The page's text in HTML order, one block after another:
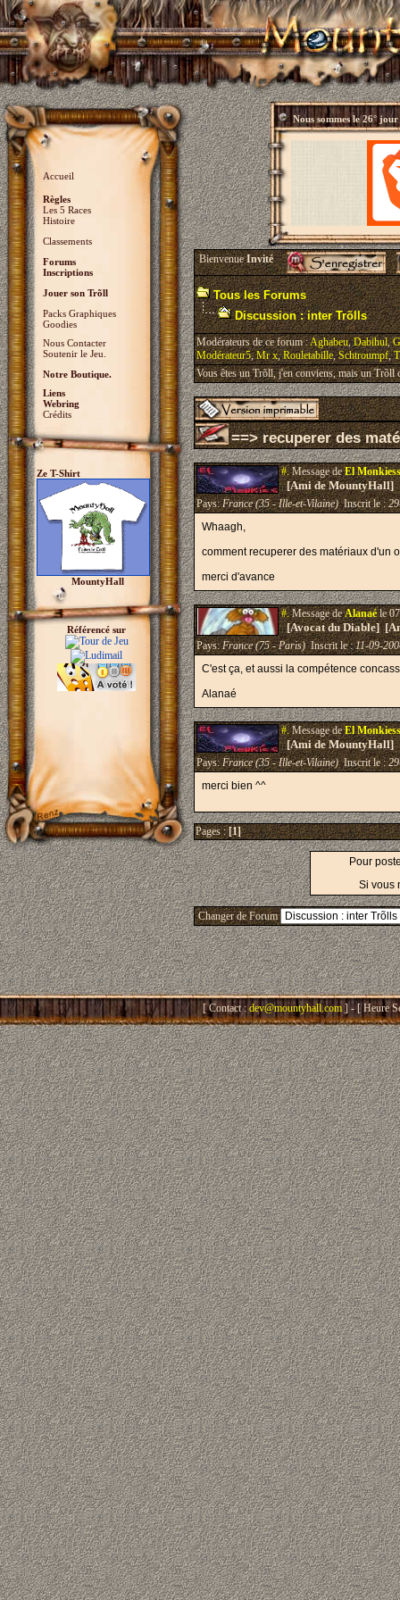
Accueil
Règles
Les 5 Races
Histoire
Classements
Forums
Inscriptions
Jouer son Trõll
Packs Graphiques
Goodies
Nous Contacter
Soutenir le Jeu.
Notre Boutique.
Liens
Webring
Crédits
Ze T-Shirt
MountyHall
Référencé sur
Nous sommes le26° jour
BienvenueInvité
Tous les Forums
Discussion : inter Trõlls
Modérateurs de ce forum :Aghabeu,Dabihul,
Modérateur5,Mr x,Rouletabille,Schtroumpf,
Vous êtes un Trõll, j'en conviens, mais un Trõll
==> recuperer des
#.Message deEl Monkiess
[Ami de MountyHall]
Pays:France (35 - Ille-et-Vilaine)Inscrit le :
Whaagh,
comment recuperer des matériaux d'un
merci d'avance
#.Message deAlanaéle
[Avocat du Diable]
Pays:France (75 - Paris)Inscrit le :11-09-
C'est ça, et aussi la compétence
Alanaé
#.Message deEl Monkiess
[Ami de MountyHall]
Pays:France (35 - Ille-et-Vilaine)Inscrit le :
merci bien ^^
Pages :[1]
Pour
Si vous
Changer de Forum
[ Contact : dev@mountyhall.com ] - [ Heure